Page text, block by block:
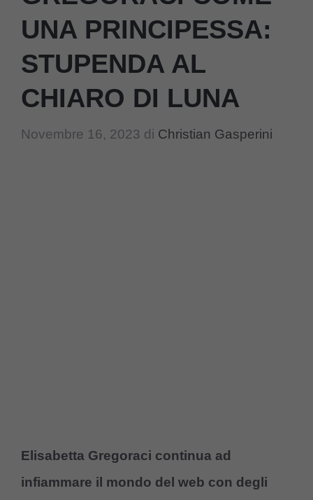
UNA PRINCIPESSA:
STUPENDA AL
CHIARO DI LUNA
Novembre 16, 2023 di Christian Gasperini
Elisabetta Gregoraci continua ad
infiammare il mondo del web con degli